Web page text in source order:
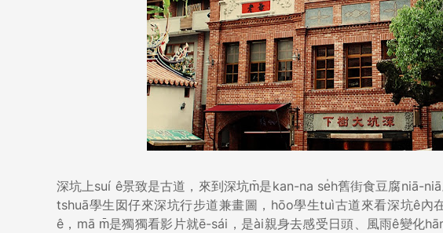
深坑上suí ê景致是古道，來到深坑m̄是kan-na se̍h舊街食豆腐niā-
tshuā學生囡仔來深坑行步道兼畫圖，hōo學生tuì古道來看深坑ê
ê，mā m̄是獨獨看影片就ē-sái，是ài親身去感受日頭、風雨ê變化